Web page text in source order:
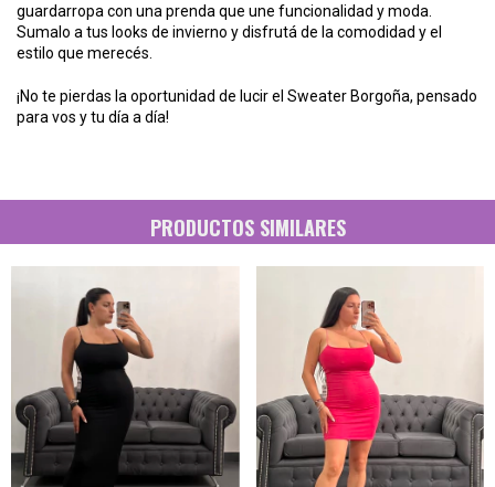
guardarropa con una prenda que une funcionalidad y moda.
Sumalo a tus looks de invierno y disfrutá de la comodidad y el
estilo que merecés.
¡No te pierdas la oportunidad de lucir el Sweater Borgoña, pensado
para vos y tu día a día!
PRODUCTOS SIMILARES